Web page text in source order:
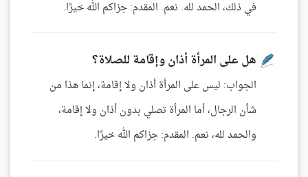
في ذلك، الحمد لله. نعم. المقدم: جزاكم الله خيرًا.
هل على المرأة أذان وإقامة للصلاة؟
الجواب: ليس على المرأة أذان ولا إقامة، إنما هذا من
شأن الرجال، أما المرأة تصلي بدون أذان ولا إقامة،
والحمد لله، نعم. المقدم: جزاكم الله خيرًا.